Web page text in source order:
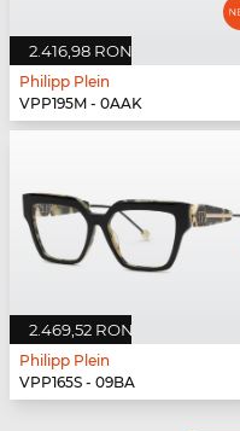
2.416,98 RON
Philipp Plein
VPP195M - 0AAK
2.469,52 RON
Philipp Plein
VPP165S - 09BA